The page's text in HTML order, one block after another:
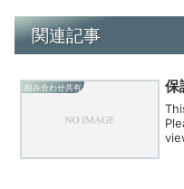
関連記事
組み合わせ共有 保